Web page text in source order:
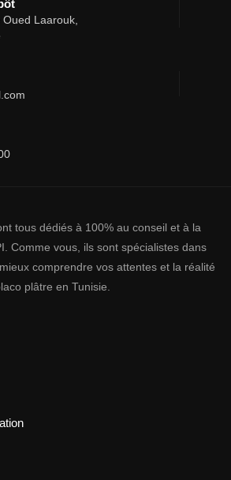
Laarouk,
tous dédiés à 100% au conseil et à la
Comme vous, ils sont spécialistes dans
comprendre vos attentes et la réalité
plâtre en Tunisie.